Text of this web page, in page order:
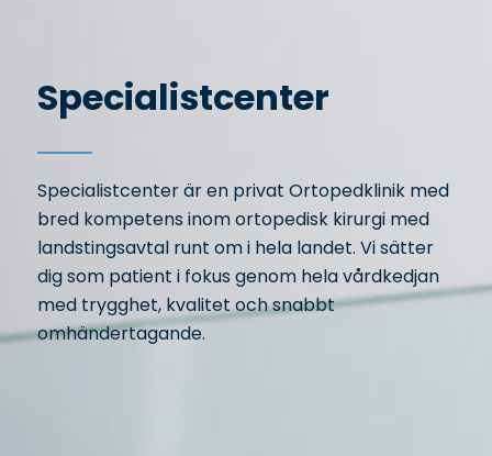
Specialistcenter
Specialistcenter är en privat Ortopedklinik med
bred kompetens inom ortopedisk kirurgi med
landstingsavtal runt om i hela landet. Vi sätter
dig som patient i fokus genom hela vårdkedjan
med trygghet, kvalitet och snabbt
omhändertagande.